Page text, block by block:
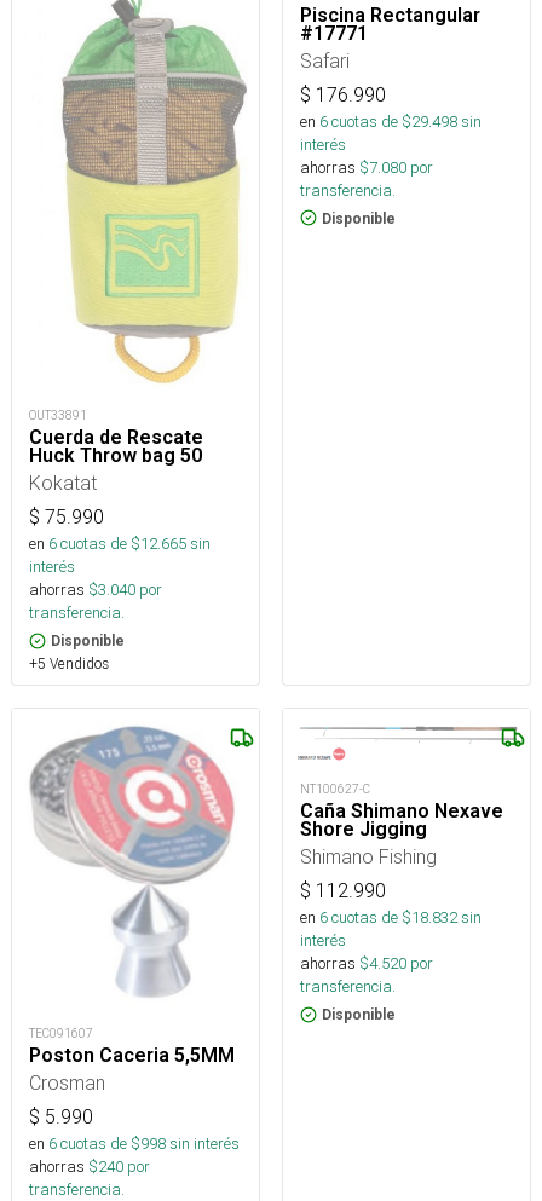
OUT33891
Cuerda de Rescate
Huck Throw bag 50
Kokatat
$ 75.990
en 6cuotas de $12.665sin
interés
ahorras $3.040 por
transferencia.
Disponible
+5 Vendidos
Piscina Rectangular
#17771
Safari
$ 176.990
en 6cuotas de $29.498sin
interés
ahorras $7.080 por
transferencia.
Disponible
TEC091607
Poston Caceria 5,5MM
Crosman
$ 5.990
en 6cuotas de $998sin interés
ahorras $240 por
transferencia.
NT100627-C
Caña Shimano Nexave
Shore Jigging
Shimano Fishing
$ 112.990
en 6cuotas de $18.832sin
interés
ahorras $4.520 por
transferencia.
Disponible